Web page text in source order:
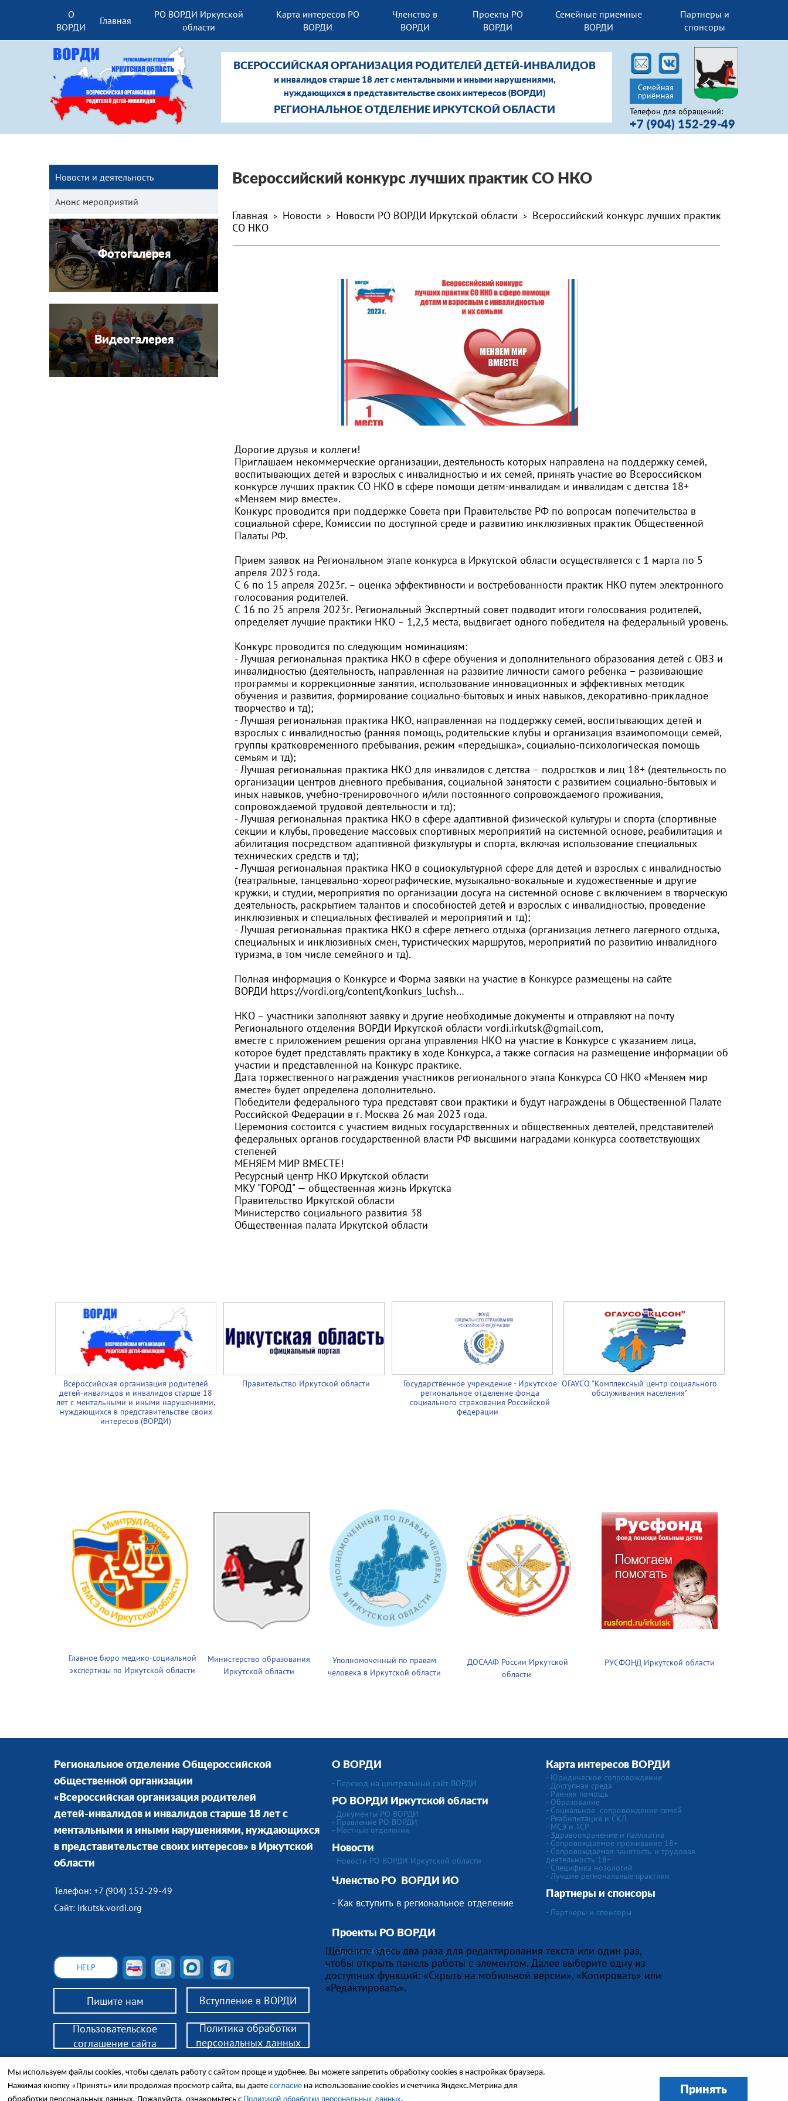
О
ВОРДИ
Главная
РО ВОРДИ Иркутской
области
Карта интересов РО
ВОРДИ
Членство в
ВОРДИ
Проекты РО
ВОРДИ
Семейные приемные
ВОРДИ
Партнеры и
спонсоры
Телефон для обращений:
+7 (904) 152-29-49
ВСЕРОССИЙСКАЯ ОРГАНИЗАЦИЯ РОДИТЕЛЕЙ ДЕТЕЙ-ИНВАЛИДОВ
и инвалидов старше 18 лет с ментальными и иными нарушениями,
нуждающихся в представительстве своих интересов (ВОРДИ)
РЕГИОНАЛЬНОЕ ОТДЕЛЕНИЕ ИРКУТСКОЙ ОБЛАСТИ
Семейная
приёмная
Новости и деятельность
Анонс мероприятий
Фотогалерея
Видеогалерея
Всероссийский конкурс лучших практик СО НКО
Главная > Новости > Новости РО ВОРДИ Иркутской области > Всероссийский конкурс лучших практик
СО НКО
Дорогие друзья и коллеги!
Приглашаем некоммерческие организации, деятельность которых направлена на поддержку семей,
воспитывающих детей и взрослых с инвалидностью и их семей, принять участие во Всероссийском
конкурсе лучших практик СО НКО в сфере помощи детям-инвалидам и инвалидам с детства 18+
«Меняем мир вместе».
Конкурс проводится при поддержке Совета при Правительстве РФ по вопросам попечительства в
социальной сфере, Комиссии по доступной среде и развитию инклюзивных практик Общественной
Палаты РФ.
Прием заявок на Региональном этапе конкурса в Иркутской области осуществляется с 1 марта по 5
апреля 2023 года.
С 6 по 15 апреля 2023г. – оценка эффективности и востребованности практик НКО путем электронного
голосования родителей.
С 16 по 25 апреля 2023г. Региональный Экспертный совет подводит итоги голосования родителей,
определяет лучшие практики НКО – 1,2,3 места, выдвигает одного победителя на федеральный уровень.
Конкурс проводится по следующим номинациям:
- Лучшая региональная практика НКО в сфере обучения и дополнительного образования детей с ОВЗ и
инвалидностью (деятельность, направленная на развитие личности самого ребенка – развивающие
программы и коррекционные занятия, использование инновационных и эффективных методик
обучения и развития, формирование социально-бытовых и иных навыков, декоративно-прикладное
творчество и тд);
- Лучшая региональная практика НКО, направленная на поддержку семей, воспитывающих детей и
взрослых с инвалидностью (ранняя помощь, родительские клубы и организация взаимопомощи семей,
группы кратковременного пребывания, режим «передышка», социально-психологическая помощь
семьям и тд);
- Лучшая региональная практика НКО для инвалидов с детства – подростков и лиц 18+ (деятельность по
организации центров дневного пребывания, социальной занятости с развитием социально-бытовых и
иных навыков, учебно-тренировочного и/или постоянного сопровождаемого проживания,
сопровождаемой трудовой деятельности и тд);
- Лучшая региональная практика НКО в сфере адаптивной физической культуры и спорта (спортивные
секции и клубы, проведение массовых спортивных мероприятий на системной основе, реабилитация и
абилитация посредством адаптивной физкультуры и спорта, включая использование специальных
технических средств и тд);
- Лучшая региональная практика НКО в социокультурной сфере для детей и взрослых с инвалидностью
(театральные, танцевально-хореографические, музыкально-вокальные и художественные и другие
кружки, и студии, мероприятия по организации досуга на системной основе с включением в творческую
деятельность, раскрытием талантов и способностей детей и взрослых с инвалидностью, проведение
инклюзивных и специальных фестивалей и мероприятий и тд);
- Лучшая региональная практика НКО в сфере летнего отдыха (организация летнего лагерного отдыха,
специальных и инклюзивных смен, туристических маршрутов, мероприятий по развитию инвалидного
туризма, в том числе семейного и тд).
Полная информация о Конкурсе и Форма заявки на участие в Конкурсе размещены на сайте
ВОРДИ https://vordi.org/content/konkurs_luchsh…
НКО – участники заполняют заявку и другие необходимые документы и отправляют на почту
Регионального отделения ВОРДИ Иркутской области vordi.irkutsk@gmail.com,
вместе с приложением решения органа управления НКО на участие в Конкурсе с указанием лица,
которое будет представлять практику в ходе Конкурса, а также согласия на размещение информации об
участии и представленной на Конкурс практике.
Дата торжественного награждения участников регионального этапа Конкурса СО НКО «Меняем мир
вместе» будет определена дополнительно.
Победители федерального тура представят свои практики и будут награждены в Общественной Палате
Российской Федерации в г. Москва 26 мая 2023 года.
Церемония состоится с участием видных государственных и общественных деятелей, представителей
федеральных органов государственной власти РФ высшими наградами конкурса соответствующих
степеней
МЕНЯЕМ МИР ВМЕСТЕ!
Ресурсный центр НКО Иркутской области
МКУ "ГОРОД" — общественная жизнь Иркутска
Правительство Иркутской области
Министерство социального развития 38
Общественная палата Иркутской области
Всероссийская организация родителей
детей-инвалидов и инвалидов старше 18
лет с ментальными и иными нарушениями,
нуждающихся в представительстве своих
интересов (ВОРДИ)
Правительство Иркутской области
Государственное учреждение - Иркутское
региональное отделение фонда
социального страхования Российской
федерации
ОГАУСО "Комплексный центр социального
обслуживания населения"
Главное бюро медико-социальной
экспертизы по Иркутской области
Министерство образования
Иркутской области
Уполномоченный по правам
человека в Иркутской области
ДОСААФ России Иркутской
области
РУСФОНД Иркутской области
Региональное отделение Общероссийской
общественной организации
«Всероссийская организация родителей
детей-инвалидов и инвалидов старше 18 лет с
ментальными и иными нарушениями, нуждающихся
в представительстве своих интересов» в Иркутской
области
Телефон: +7 (904) 152-29-49
Сайт: irkutsk.vordi.org
Пишите нам Вступление в ВОРДИ
законным представителям инвалидов 18+, нуждающихся в сопровождении.
Законодательство, поддержка, консультации, общественные обсуждения и другие материалы.
Создание сайта"IVEX"
CMS Smart Engine v.4
О ВОРДИ
- Переход на центральный сайт ВОРДИ
РО ВОРДИ Иркутской области
- Документы РО ВОРДИ
- Правление РО ВОРДИ
- Местные отделения
Новости
- Новости РО ВОРДИ Иркутской области
Членство РО
ВОРДИ ИО
- Как вступить в региональное отделение
Проекты РО ВОРДИ
- Премия ВОРДИ
Карта интересов ВОРДИ
- Юридическое сопровождение
- Доступная среда
- Ранняя помощь
- Образование
- Социальное сопровождение семей
- Реабилитация и СКЛ
- МСЭ и ТСР
- Здравоохранение и паллиатив
- Сопровождаемое проживание 18+
- Сопровождаемая занятость и трудовая
деятельность 18+
- Специфика нозологий
- Лучшие региональные практики
Партнеры и спонсоры
- Партнеры и спонсоры
HELP
Пользовательское
соглашение сайта
Политика обработки
персональных данных
Щёлкните здесь два раза для редактирования текста или один раз,
чтобы открыть панель работы с элементом. Далее выберите одну из
доступных функций: «Скрыть на мобильной версии», «Копировать» или
«Редактировать».
Мы используем файлы cookies, чтобы сделать работу с сайтом проще и удобнее. Вы можете запретить обработку сookies в настройках браузера.
Нажимая кнопку «Принять» или продолжая просмотр сайта, вы даете согласие на использование cookies и счетчика Яндекс.Метрика для
Политикой обработки персональных данных.
Принять